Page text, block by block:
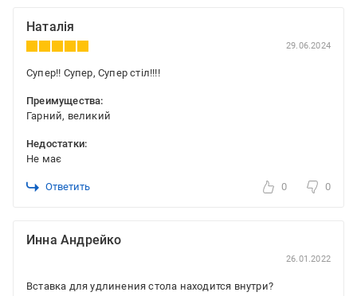
Наталія
29.06.2024
Супер!! Супер, Супер стіл!!!!
Преимущества:
Гарний, великий
Недостатки:
Не має
Ответить 0 0
Инна Андрейко
26.01.2022
Вставка для удлинения стола находится внутри?